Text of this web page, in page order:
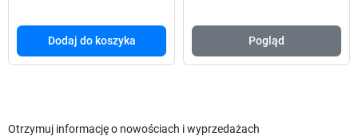
Dodaj do koszyka Pogląd
Otrzymuj informację o nowościach i wyprzedażach